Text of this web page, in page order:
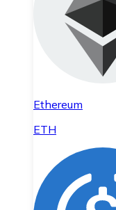
Ethereum
ETH